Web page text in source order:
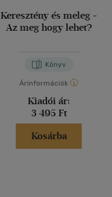
Keresztény és meleg -
Az meg hogy lehet?
Könyv
Árinformációk
Kiadói ár:
3 495 Ft
Kosárba